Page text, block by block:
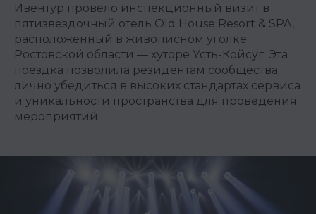
Ивентур провело инспекционный визит в
пятизвездочный отель Old House Resort & SPA,
расположенный в живописном уголке
Ростовской области — хуторе Усть-Койсуг. Эта
поездка позволила резидентам сообщества
лично убедиться в высоких стандартах сервиса
и уникальности пространства для проведения
мероприятий.